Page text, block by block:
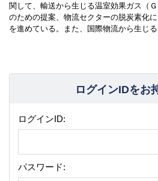
関して、輸送から生じる温室効果ガス（
のための提案、物流セクターの脱炭素化
を進めている。また、国際物流から生じ
ログインIDをお
ログインID:
パスワード: